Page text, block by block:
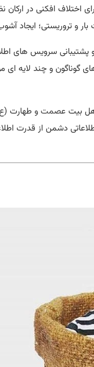
افکنی در
و تروریستی؛ ایجاد
سرویس های
و چند لایه ای
بیت عصمتو طهارت
دشمن از قدرت